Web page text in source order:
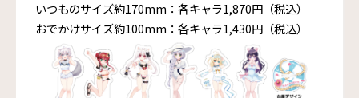
いつものサイズ約170mm：各キャラ1,870円（税込）
おでかけサイズ約100mm：各キャラ1,430円（税込）